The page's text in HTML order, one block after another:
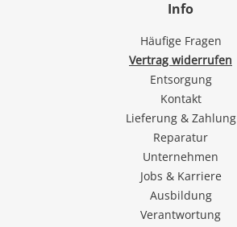
Info
Häufige Fragen
Vertrag widerrufen
Entsorgung
Kontakt
Lieferung & Zahlung
Reparatur
Unternehmen
Jobs & Karriere
Ausbildung
Verantwortung